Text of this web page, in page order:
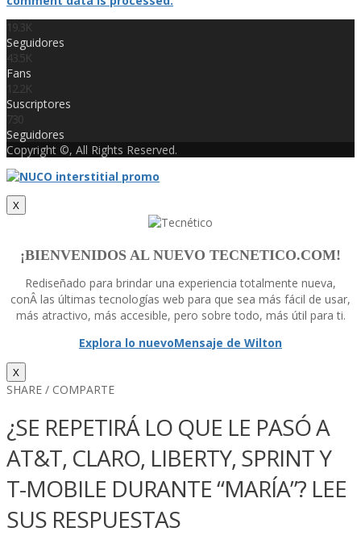
19.3K
Seguidores
43.5K
Fans
12.2K
Suscriptores
730
Seguidores
Copyright ©, All Rights Reserved.
X
¡BIENVENIDOS AL NUEVO TECNETICO.COM!
Rediseñado para brindar una experiencia totalmente nueva,
conÂ las últimas tecnologí­as web para que sea más fácil de usar,
más atractivo, más accesible, pero sobre todo, más útil para ti.
Explora lo nuevoMensaje de Wilton
X
SHARE / COMPARTE
¿SE REPETIRÁ LO QUE LE PASÓ A
AT&T, CLARO, LIBERTY, SPRINT Y
T-MOBILE DURANTE “MARÍ­A”? LEE
SUS RESPUESTAS